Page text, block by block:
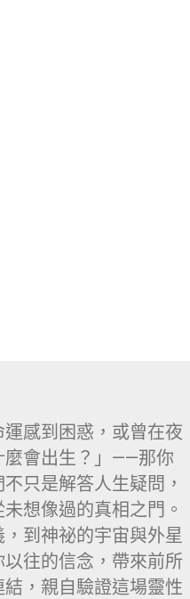
感到困惑，或曾在夜
麼會出生？」——那你
只是解答人生疑問，
想像過的真相之門。
到神祕的宇宙與外星
往的信念，帶來前所
，親自驗證這場靈性